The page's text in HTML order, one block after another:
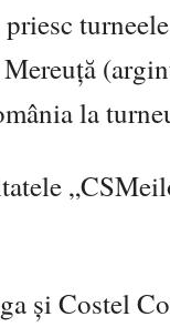
la
și Costel